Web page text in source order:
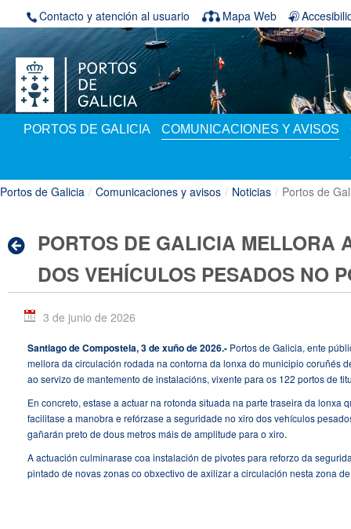
Saltar al contenido
Contacto y atención al usuario Mapa Web
PORTOS DE GALICIA COMUNICACIONES Y AVISOS
Portos de Galicia / Comunicaciones y avisos / Noticias / Portos de
PORTOS DE GALICIA MELLORA
DOS VEHÍCULOS PESADOS NO
3 de junio de 2026
Santiago de Compostela, 3 de xuño de 2026.- Portos de Galicia, ente
mellora da circulación rodada na contorna da lonxa do municipio coruñés
ao servizo de mantemento de instalacións, vixente para os 122 portos de
En concreto, estase a actuar na rotonda situada na parte traseira da lonxa
facilitase a manobra e refórzase a seguridade no xiro dos vehículos
gañarán preto de dous metros máis de amplitude para o xiro.
A actuación culminarase coa instalación de pivotes para reforzo da
pintado de novas zonas co obxectivo de axilizar a circulación nesta zona